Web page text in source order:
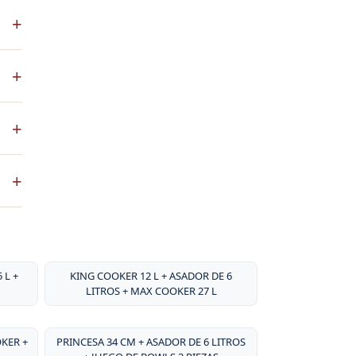
+
+
+
+
L +
KING COOKER 12 L + ASADOR DE 6
LITROS + MAX COOKER 27 L
+
PRINCESA 34 CM + ASADOR DE 6 LITROS